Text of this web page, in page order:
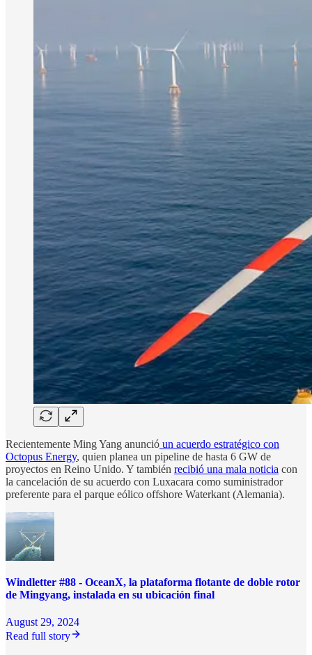
Recientemente Ming Yang anunció un acuerdo estratégico con
Octopus Energy, quien planea un pipeline de hasta 6 GW de
proyectos en Reino Unido. Y también recibió una mala noticia con
la cancelación de su acuerdo con Luxacara como suministrador
preferente para el parque eólico offshore Waterkant (Alemania).
Windletter #88 - OceanX, la plataforma flotante de doble rotor
de Mingyang, instalada en su ubicación final
August 29, 2024
Read full story